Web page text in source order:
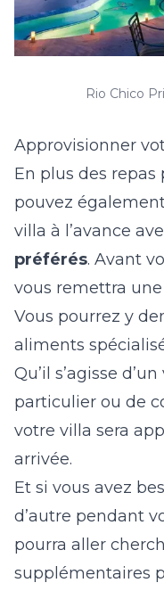
Rio Chico
Approvisionner
En plus des repas
pouvez
villa à l’avance
préférés. Avant
vous remettra
Vous pourrez y
aliments
Qu’il s’agisse
particulier ou de
votre villa sera
arrivée.
Et si vous avez
d’autre pendant
pourra aller
supplémentaires